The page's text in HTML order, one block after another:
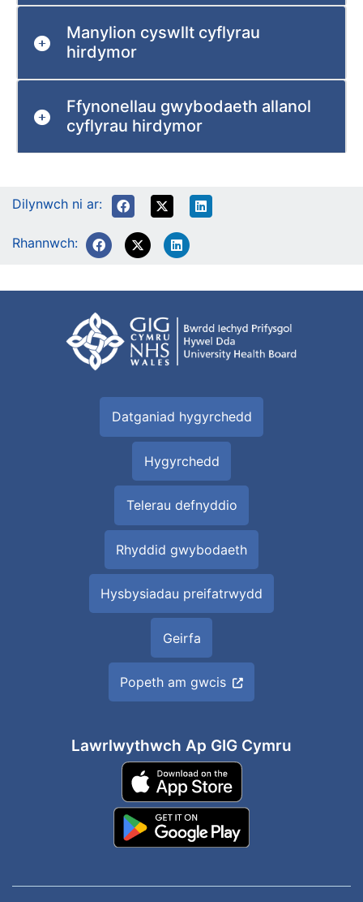
Manylion cyswllt cyflyrau
hirdymor
Ffynonellau gwybodaeth allanol
cyflyrau hirdymor
Dilynwch ni ar:
Rhannwch:
Datganiad hygyrchedd
Hygyrchedd
Telerau defnyddio
Rhyddid gwybodaeth
Hysbysiadau preifatrwydd
Geirfa
Popeth am gwcis
Lawrlwythwch Ap GIG Cymru